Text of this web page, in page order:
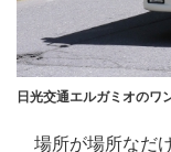
日光交通エルガミオのワ
場所が場所なだ